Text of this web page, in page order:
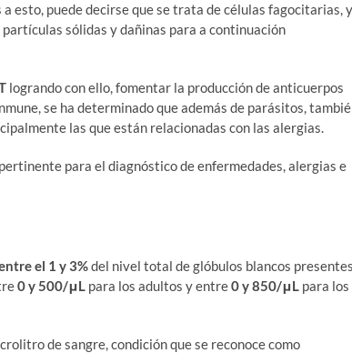
esto, puede decirse que se trata de células fagocitarias,
sólidas y dañinas para a continuación
logrando con ello, fomentar la producción de anticuerpos
se ha determinado que además de parásitos,
las que están relacionadas con las alergias.
para el diagnóstico de enfermedades, alergias e
el 1 y 3%del nivel total de glóbulos blancos presentes
0 y 500/μL para los adultos y entre0 y 850/μL para los
de sangre, condición que se reconoce como